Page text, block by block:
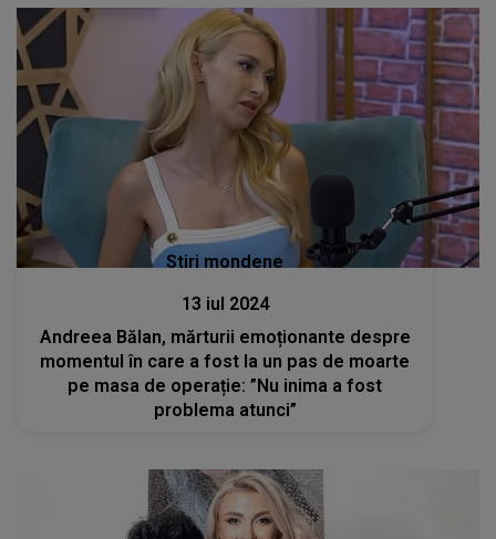
Stiri mondene
13 iul 2024
Andreea Bălan, mărturii emoționante despre
momentul în care a fost la un pas de moarte
pe masa de operație: ”Nu inima a fost
problema atunci”